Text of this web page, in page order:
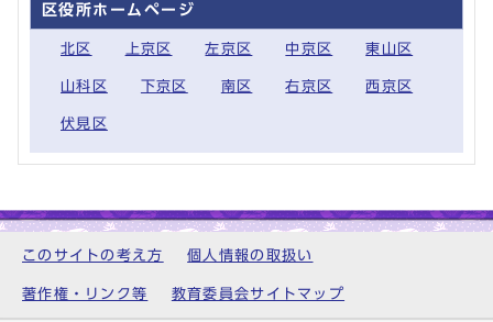
区役所ホームページ
北区 上京区 左京区 中京区 東山区
山科区 下京区 南区 右京区 西京区
伏見区
このサイトの考え方 個人情報の取扱い
著作権・リンク等 教育委員会サイトマップ